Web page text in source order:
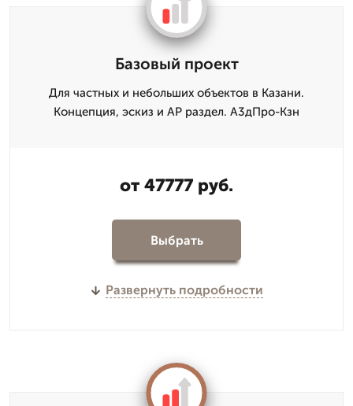
Базовый проект
Для частных и небольших объектов в Казани.
Концепция, эскиз и АР раздел. А3дПро-Кзн
от 47777 руб.
Выбрать
Развернуть подробности